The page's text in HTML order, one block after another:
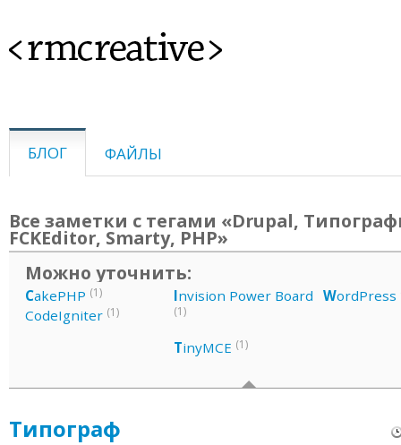
<rmcreative>
БЛОГ ФАЙЛЫ
Все заметки с тегами «Drupal,
FCKEditor, Smarty, PHP»
Можно уточнить:
CakePHP (1)
CodeIgniter (1)
Invision Power Board
(1)
TinyMCE (1)
WordPress
Типограф